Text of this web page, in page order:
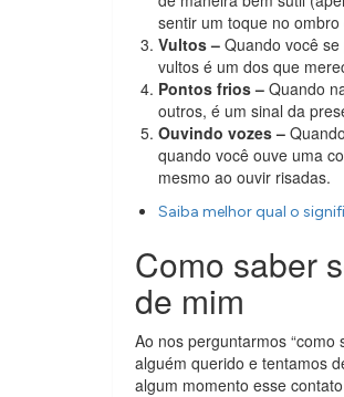
sentir um toque no
Vultos – Quando você
vultos é um dos que
Pontos frios – Quando
outros, é um sinal da
Ouvindo vozes –
quando você ouve uma
mesmo ao ouvir risadas.
Saiba melhor qual o
Como saber
de mim
Ao nos perguntarmos
alguém querido e tentamos
algum momento esse